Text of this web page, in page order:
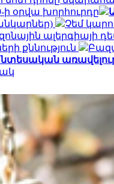
ի օրվա խորհուրդը
Չեմ
ալերգիայի
քննություն